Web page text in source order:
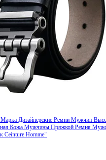
Дизайнерские Ремни Мужчин
Кожа Мужчины Пряжкой Ремня
Ceinture Homme"